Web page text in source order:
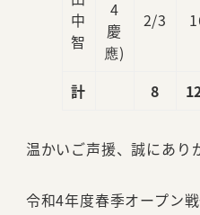
中
智
4
慶
應)
2/3
計 8
温かいご声援、誠にあり
令和4年度春季オープン